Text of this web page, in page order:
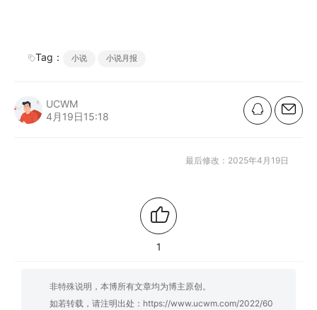
Tag： 小说 小说月报
UCWM
4月19日15:18
最后修改：2025年4月19日
1
非特殊说明，本博所有文章均为博主原创。
如若转载，请注明出处： https://www.ucwm.com/2022/60